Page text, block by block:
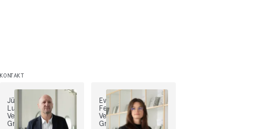
KONTAKT
Jürgen
Ludwig,
Vertriebsleiter
Grabmal
Eva
Feichtinger,
Vertrieb
Grabmal